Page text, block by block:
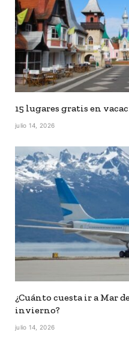
15 lugares gratis en
julio 14, 2026
¿Cuánto cuesta ir a Mar
invierno?
julio 14, 2026